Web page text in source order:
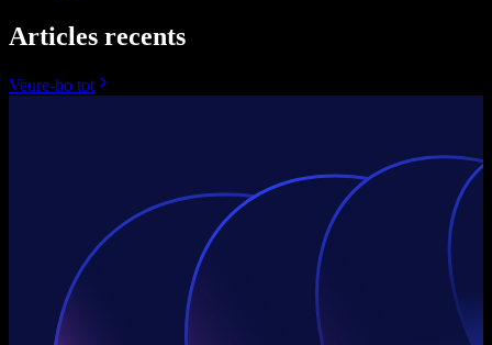
Articles recents
Veure-ho tot